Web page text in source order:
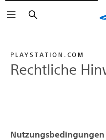
Suchen
PLAYSTATION.COM
Rechtliche
Nutzungsbedingungen